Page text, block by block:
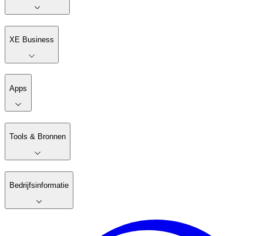
XE Business
Apps
Tools & Bronnen
Bedrijfsinformatie